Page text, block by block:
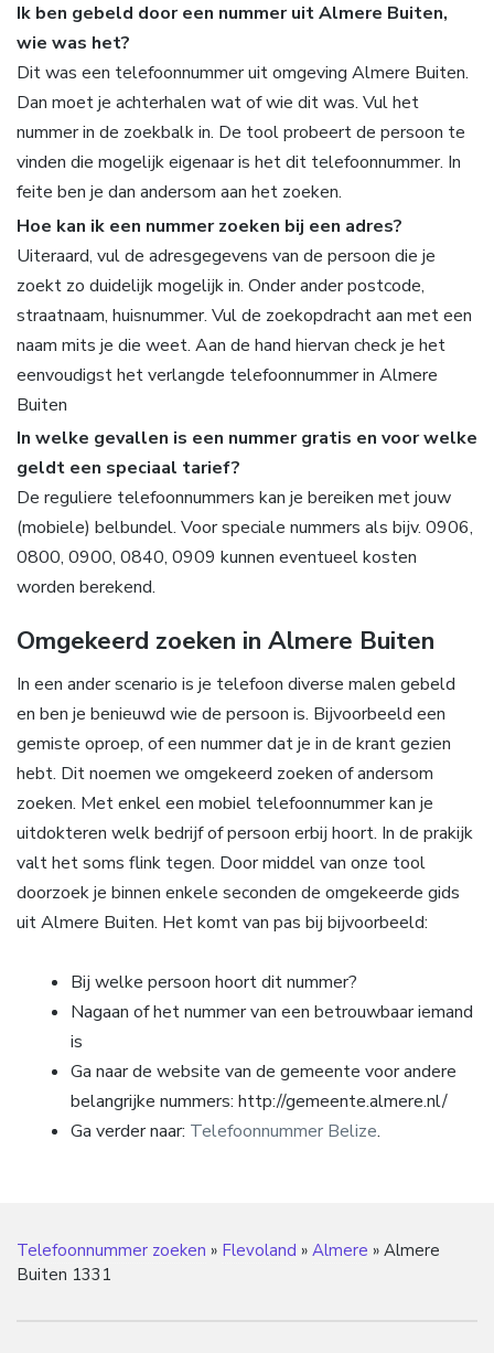
Ik ben gebeld door een nummer uit Almere Buiten,
wie was het?
Dit was een telefoonnummer uit omgeving Almere Buiten.
Dan moet je achterhalen wat of wie dit was. Vul het
nummer in de zoekbalk in. De tool probeert de persoon te
vinden die mogelijk eigenaar is het dit telefoonnummer. In
feite ben je dan andersom aan het zoeken.
Hoe kan ik een nummer zoeken bij een adres?
Uiteraard, vul de adresgegevens van de persoon die je
zoekt zo duidelijk mogelijk in. Onder ander postcode,
straatnaam, huisnummer. Vul de zoekopdracht aan met een
naam mits je die weet. Aan de hand hiervan check je het
eenvoudigst het verlangde telefoonnummer in Almere
Buiten
In welke gevallen is een nummer gratis en voor welke
geldt een speciaal tarief?
De reguliere telefoonnummers kan je bereiken met jouw
(mobiele) belbundel. Voor speciale nummers als bijv. 0906,
0800, 0900, 0840, 0909 kunnen eventueel kosten
worden berekend.
Omgekeerd zoeken in Almere Buiten
In een ander scenario is je telefoon diverse malen gebeld
en ben je benieuwd wie de persoon is. Bijvoorbeeld een
gemiste oproep, of een nummer dat je in de krant gezien
hebt. Dit noemen we omgekeerd zoeken of andersom
zoeken. Met enkel een mobiel telefoonnummer kan je
uitdokteren welk bedrijf of persoon erbij hoort. In de prakijk
valt het soms flink tegen. Door middel van onze tool
doorzoek je binnen enkele seconden de omgekeerde gids
uit Almere Buiten. Het komt van pas bij bijvoorbeeld:
Bij welke persoon hoort dit nummer?
Nagaan of het nummer van een betrouwbaar iemand
is
Ga naar de website van de gemeente voor andere
belangrijke nummers: http://gemeente.almere.nl/
Ga verder naar: Telefoonnummer Belize.
Telefoonnummer zoeken » Flevoland » Almere » Almere
Buiten 1331